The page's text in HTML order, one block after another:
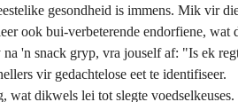
gesondheid is immens. Mik vir
ook bui-verbeterende endorfiene,
'n snack gryp, vra jouself af: "Is ek
vir gedachtelose eet te identifiseer.
dikwels lei tot slegte